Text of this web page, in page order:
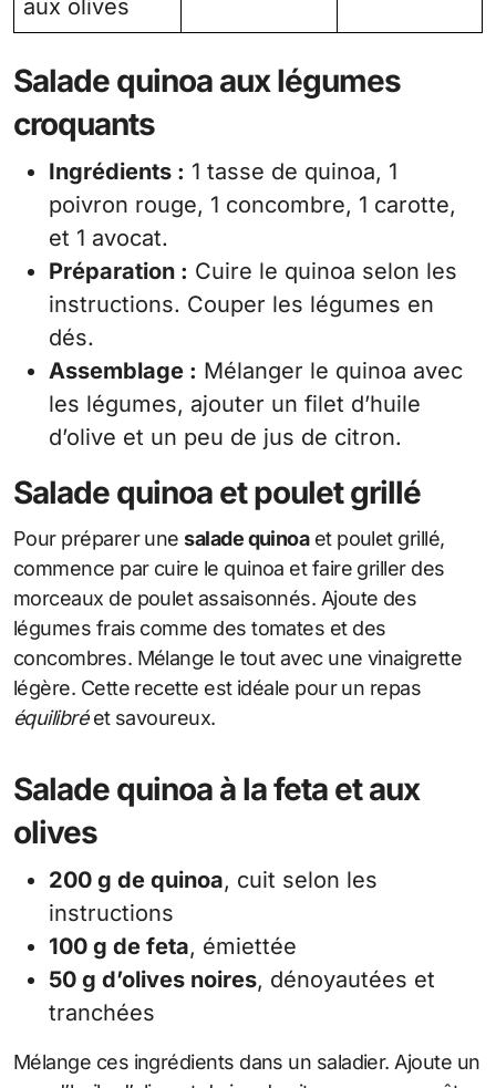
aux olives
Salade quinoa aux légumes
croquants
Ingrédients : 1 tasse de quinoa, 1
poivron rouge, 1 concombre, 1 carotte,
et 1 avocat.
Préparation : Cuire le quinoa selon les
instructions. Couper les légumes en
dés.
Assemblage : Mélanger le quinoa avec
les légumes, ajouter un filet d’huile
d’olive et un peu de jus de citron.
Salade quinoa et poulet grillé
Pour préparer unesalade quinoaet poulet grillé,
commence par cuire le quinoa et faire griller des
morceaux de poulet assaisonnés. Ajoute des
légumes frais comme des tomates et des
concombres. Mélange le tout avec une vinaigrette
légère. Cette recette est idéale pour un repas
équilibréet savoureux.
Salade quinoa à la feta et aux
olives
200 g de quinoa, cuit selon les
instructions
100 g de feta, émiettée
50 g d’olives noires, dénoyautées et
tranchées
Mélange ces ingrédients dans un saladier. Ajoute un